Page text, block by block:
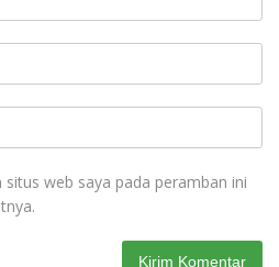
web saya pada peramban ini